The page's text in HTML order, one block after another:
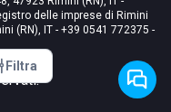
Filtra
delle imprese di Rimini
(RN), IT - +39 0541 772375 -